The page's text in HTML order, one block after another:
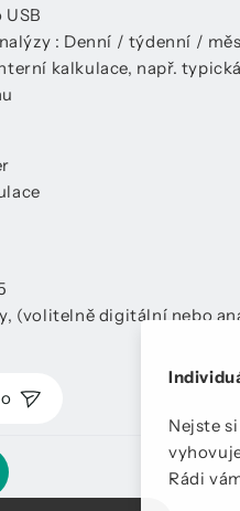
: Denní / týdenní /
kalkulace, např.
(volitelně digitální nebo
Nejste
Rádi